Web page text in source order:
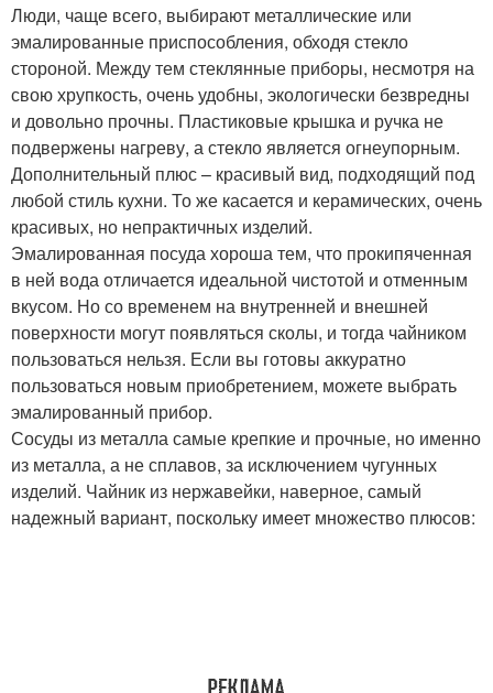
Люди, чаще всего, выбирают металлические или
эмалированные приспособления, обходя стекло
стороной. Между тем стеклянные приборы, несмотря на
свою хрупкость, очень удобны, экологически безвредны
и довольно прочны. Пластиковые крышка и ручка не
подвержены нагреву, а стекло является огнеупорным.
Дополнительный плюс – красивый вид, подходящий под
любой стиль кухни. То же касается и керамических, очень
красивых, но непрактичных изделий.
Эмалированная посуда хороша тем, что прокипяченная
в ней вода отличается идеальной чистотой и отменным
вкусом. Но со временем на внутренней и внешней
поверхности могут появляться сколы, и тогда чайником
пользоваться нельзя. Если вы готовы аккуратно
пользоваться новым приобретением, можете выбрать
эмалированный прибор.
Сосуды из металла самые крепкие и прочные, но именно
из металла, а не сплавов, за исключением чугунных
изделий. Чайник из нержавейки, наверное, самый
надежный вариант, поскольку имеет множество плюсов: